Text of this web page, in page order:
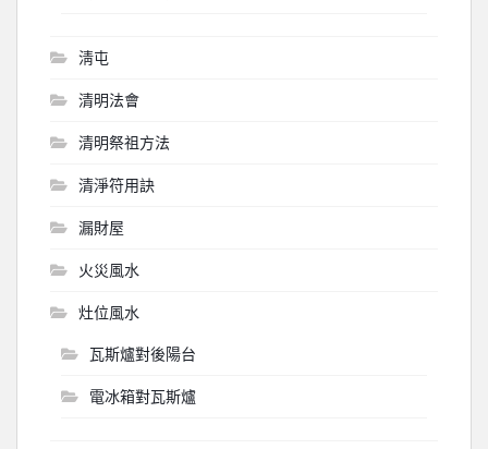
淸屯
清明法會
清明祭祖方法
清淨符用訣
漏財屋
火災風水
灶位風水
瓦斯爐對後陽台
電冰箱對瓦斯爐